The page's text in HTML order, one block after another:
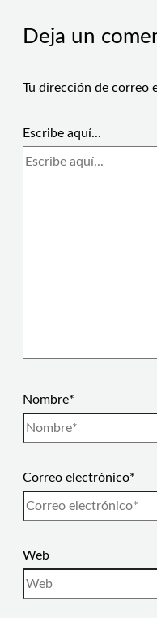
Deja un
Tu dirección de correo
Escribe aquí...
Nombre*
Correo electrónico*
Web